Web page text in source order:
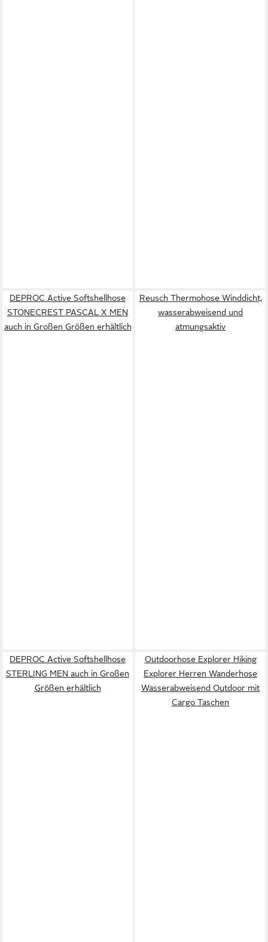
DEPROC Active Softshellhose
STONECREST PASCAL X MEN
auch in Großen Größen erhältlich
Reusch Thermohose Winddicht,
wasserabweisend und
atmungsaktiv
DEPROC Active Softshellhose
STERLING MEN auch in Großen
Größen erhältlich
Outdoorhose Explorer Hiking
Explorer Herren Wanderhose
Wasserabweisend Outdoor mit
Cargo Taschen